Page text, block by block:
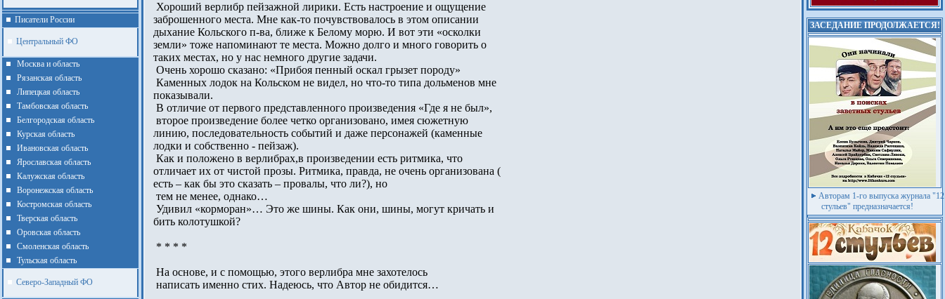
Писатели России
Центральный ФО
Москва и область
Рязанская область
Липецкая область
Тамбовская область
Белгородская область
Курская область
Ивановская область
Ярославская область
Калужская область
Воронежская область
Костромская область
Тверская область
Оровская область
Смоленская область
Тульская область
Северо-Западный ФО
Хороший верлибр пейзажной лирики. Есть настроение и ощущение
заброшенного места. Мне как-то почувствовалось в этом описании
дыхание Кольского п-ва, ближе к Белому морю. И вот эти «осколки
земли» тоже напоминают те места. Можно долго и много говорить о
таких местах, но у нас немного другие задачи.
Очень хорошо сказано: «Прибоя пенный оскал грызет породу»
Каменных лодок на Кольском не видел, но что-то типа дольменов мне
показывали.
В отличие от первого представленного произведения «Где я не был»,
второе произведение более четко организовано, имея сюжетную
линию, последовательность событий и даже персонажей (каменные
лодки и собственно - пейзаж).
Как и положено в верлибрах,в произведении есть ритмика, что
отличает их от чистой прозы. Ритмика, правда, не очень организована (
есть – как бы это сказать – провалы, что ли?), но
тем не менее, однако…
Удивил «корморан»… Это же шины. Как они, шины, могут кричать и
бить колотушкой?
* * * *
На основе, и с помощью, этого верлибра мне захотелось
написать именно стих. Надеюсь, что Автор не обидится…
ЗАСЕДАНИЕ ПРОДОЛЖАЕТСЯ!
Авторам 1-го выпуска журнала "12
стульев" предназначается!